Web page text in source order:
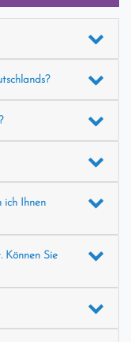
ich Ihnen
Können Sie